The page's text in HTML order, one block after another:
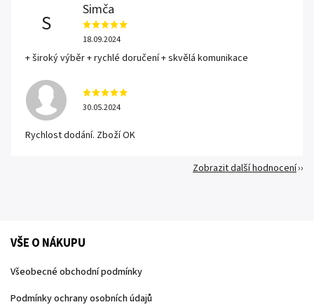
S
Simča
18.09.2024
+ široký výběr + rychlé doručení + skvělá komunikace
30.05.2024
Rychlost dodání. Zboží OK
Zobrazit další hodnocení
VŠE O NÁKUPU
Všeobecné obchodní podmínky
Podmínky ochrany osobních údajů